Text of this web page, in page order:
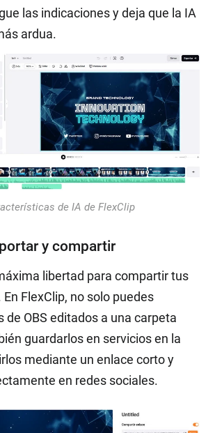
las indicaciones y deja que la IA
ardua.
de IA de FlexClip
y compartir
libertad para compartir tus
En FlexClip, no solo puedes
de OBS editados a una carpeta
guardarlos en servicios en la
mediante un enlace corto y
en redes sociales.